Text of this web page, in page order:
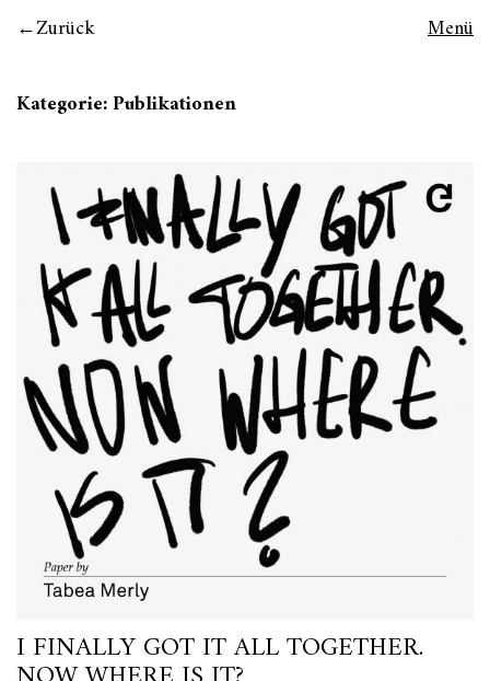
Zurück Menü
Kategorie:Publikationen
I FINALLY GOT IT ALL TOGETHER.